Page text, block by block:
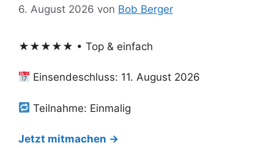
6. August 2026 von Bob Berger
★★★★★ • Top & einfach
Einsendeschluss: 11. August 2026
Teilnahme: Einmalig
Jetzt mitmachen →